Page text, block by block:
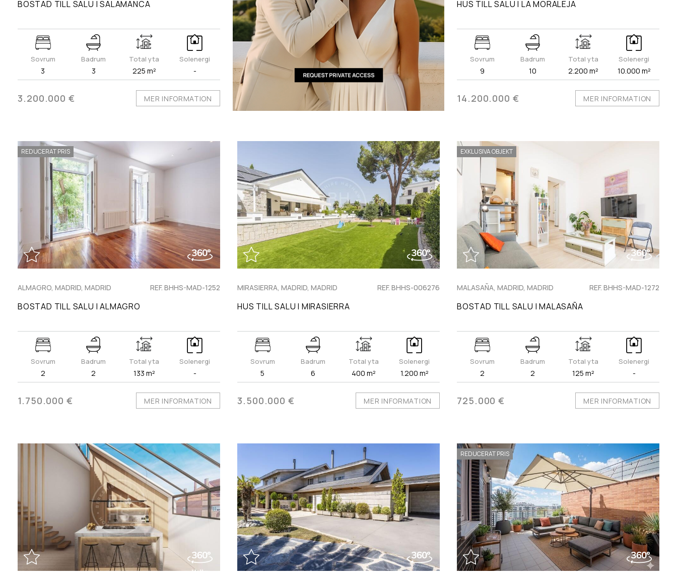
BOSTAD TILL SALU I SALAMANCA
Sovrum
3
Badrum
3
Total yta
225 m²
Solenergi
-
3.200.000 € MER INFORMATION
HUS TILL SALU I LA MORALEJA
Sovrum
9
Badrum
10
Total yta
2.200 m²
Solenergi
10.000 m²
14.200.000 € MER INFORMATION
REDUCERAT PRIS
ALMAGRO, MADRID, MADRID REF. BHHS-MAD-1252
BOSTAD TILL SALU I ALMAGRO
Sovrum
2
Badrum
2
Total yta
133 m²
Solenergi
-
1.750.000 € MER INFORMATION
MIRASIERRA, MADRID, MADRID REF. BHHS-006276
HUS TILL SALU I MIRASIERRA
Sovrum
5
Badrum
6
Total yta
400 m²
Solenergi
1.200 m²
3.500.000 € MER INFORMATION
EXKLUSIVA OBJEKT
MALASAÑA, MADRID, MADRID REF. BHHS-MAD-1272
BOSTAD TILL SALU I MALASAÑA
Sovrum
2
Badrum
2
Total yta
125 m²
Solenergi
-
725.000 € MER INFORMATION
REDUCERAT PRIS